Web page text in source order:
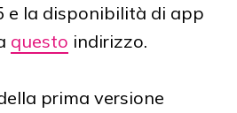
e la disponibilità di app
questo indirizzo.
prima versione